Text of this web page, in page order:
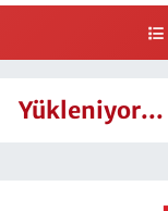
Yükleniyor...